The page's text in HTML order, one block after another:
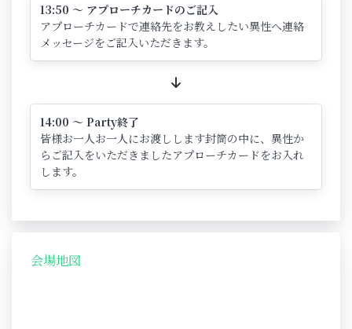
13:50 ～ アプローチカードのご記入
アプローチカードで連絡先をお教えしたい異性へ連絡
メッセージをご記入いただきます。
14:00 ～ Party終了
皆様お一人お一人にお渡しします封筒の中に、異性か
らご記入をいただきましたアプローチカードをお入れ
します。
会場地図